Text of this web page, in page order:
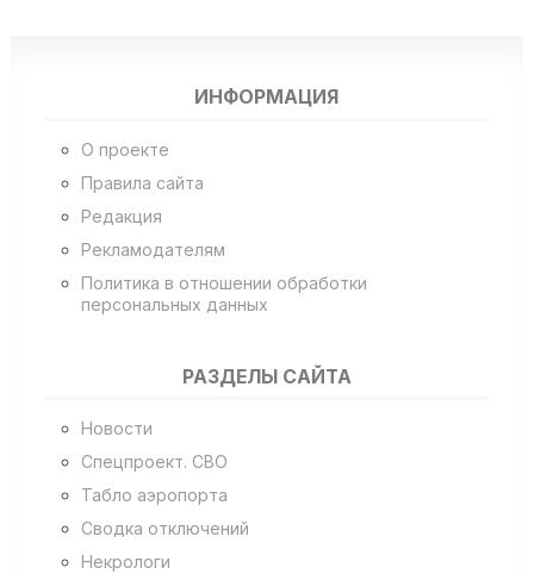
ИНФОРМАЦИЯ
О проекте
Правила сайта
Редакция
Рекламодателям
Политика в отношении обработки
персональных данных
РАЗДЕЛЫ САЙТА
Новости
Спецпроект. СВО
Табло аэропорта
Сводка отключений
Некрологи